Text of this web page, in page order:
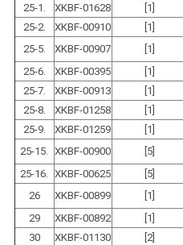
25-1. XKBF-01628 [1]
25-2.
XKBF-00910 [1]
25-5.
XKBF-00907 [1]
25-6.
XKBF-00395 [1]
25-7.
XKBF-00913 [1]
25-8.
XKBF-01258 [1]
25-9.
XKBF-01259 [1]
25-15.
XKBF-00900 [5]
25-16.
XKBF-00625 [5]
26
XKBF-00899 [1]
29
XKBF-00892 [1]
30
XKBF-01130 [2]